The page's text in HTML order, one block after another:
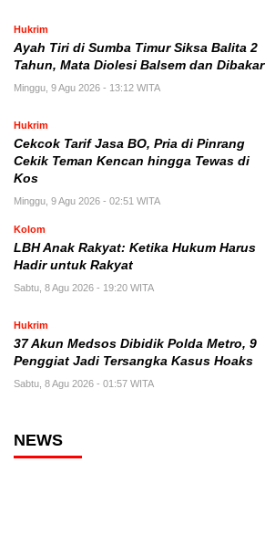
Hukrim
Ayah Tiri di Sumba Timur Siksa Balita 2
Tahun, Mata Diolesi Balsem dan Dibakar
Minggu, 9 Agu 2026 - 13:12 WITA
Hukrim
Cekcok Tarif Jasa BO, Pria di Pinrang
Cekik Teman Kencan hingga Tewas di
Kos
Minggu, 9 Agu 2026 - 02:51 WITA
Kolom
LBH Anak Rakyat: Ketika Hukum Harus
Hadir untuk Rakyat
Sabtu, 8 Agu 2026 - 19:20 WITA
Hukrim
37 Akun Medsos Dibidik Polda Metro, 9
Penggiat Jadi Tersangka Kasus Hoaks
Sabtu, 8 Agu 2026 - 01:57 WITA
NEWS